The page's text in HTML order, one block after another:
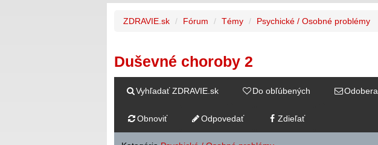
ZDRAVIE.sk Fórum Témy Psychické / Osobné problémy
Duševné choroby 2
Vyhľadať ZDRAVIE.sk Do obľúbených
Obnoviť Odpovedať Zdieľať